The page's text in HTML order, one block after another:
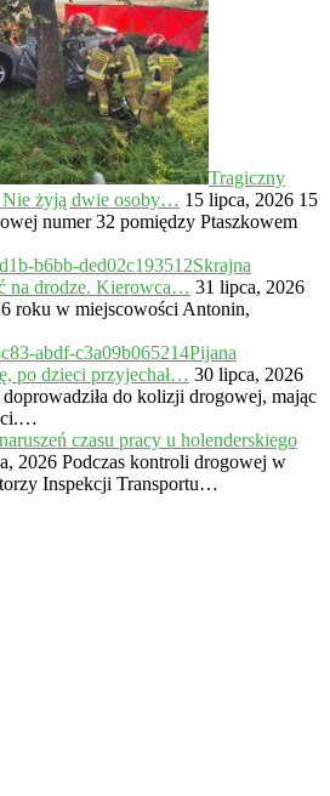
Tragiczny
żyją dwie osoby… 15 lipca, 2026 15
numer 32 pomiędzy Ptaszkowem
Skrajna
na drodze. Kierowca… 31 lipca, 2026
roku w miejscowości Antonin,
Pijana
po dzieci przyjechał… 30 lipca, 2026
do kolizji drogowej, mając
czasu pracy u holenderskiego
2026 Podczas kontroli drogowej w
Inspekcji Transportu…